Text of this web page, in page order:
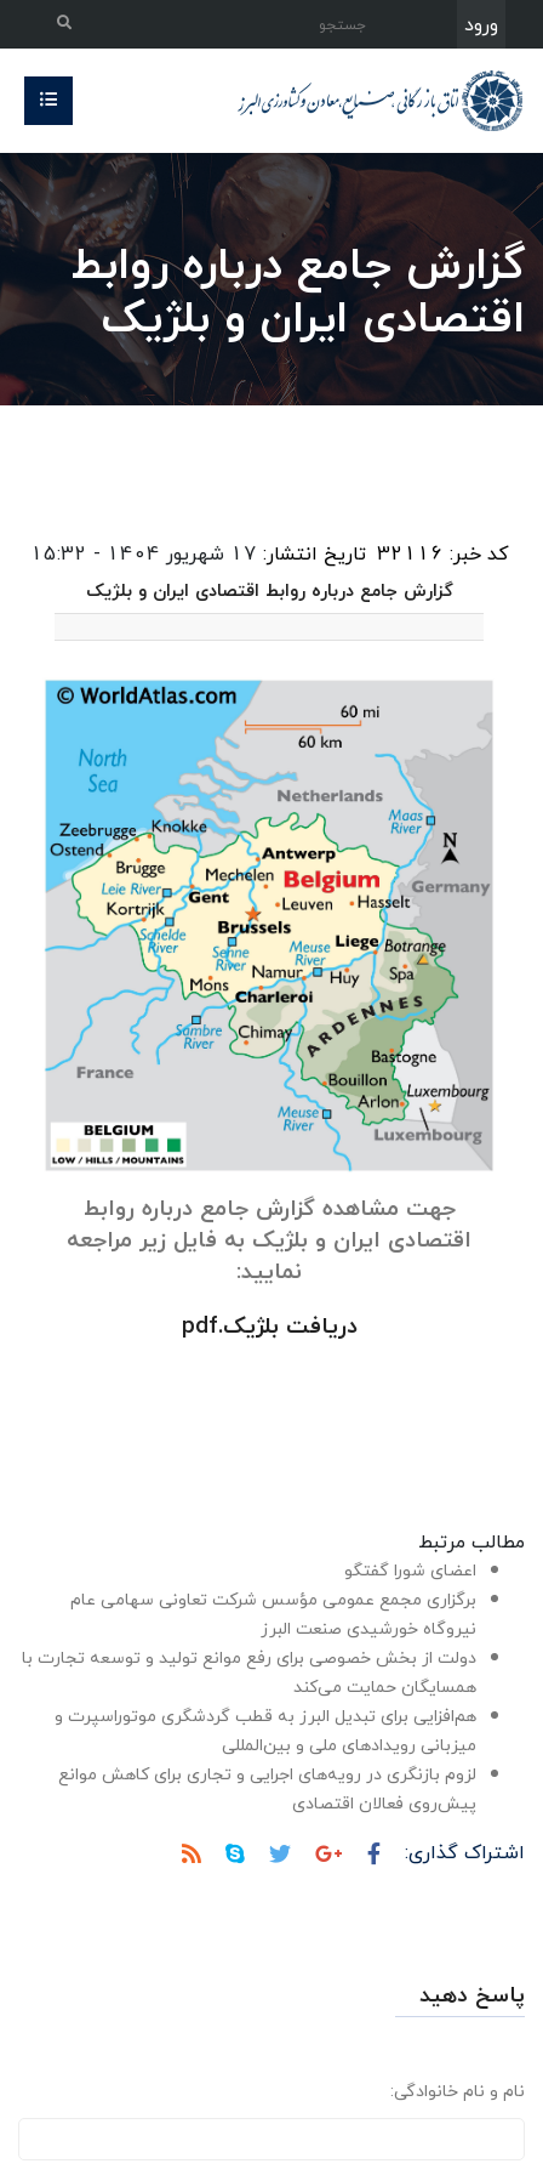
ورود
گزارش جامع درباره روابط
اقتصادی ایران و بلژیک
کد خبر: 32116 تاریخ انتشار: 17 شهریور 1404 - 15:32
گزارش جامع درباره روابط اقتصادی ایران و بلژیک
جهت مشاهده گزارش جامع درباره روابط
اقتصادی ایران و بلژیک به فایل زیر مراجعه
نمایید:
دریافت بلژیک.pdf
مطالب مرتبط
اعضای شورا گفتگو
برگزاری مجمع عمومی مؤسس شرکت تعاونی سهامی عام
نیروگاه خورشیدی صنعت البرز
دولت از بخش خصوصی برای رفع موانع تولید و توسعه تجارت با
همسایگان حمایت می‌کند
هم‌افزایی برای تبدیل البرز به قطب گردشگری موتوراسپرت و
میزبانی رویدادهای ملی و بین‌المللی
لزوم بازنگری در رویه‌های اجرایی و تجاری برای کاهش موانع
پیش‌روی فعالان اقتصادی
اشتراک گذاری:
پاسخ دهید
نام و نام خانوادگی: